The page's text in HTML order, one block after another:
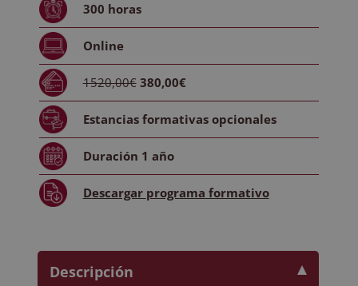
cantidad
300 horas
Online
1520,00€ 380,00€
Estancias formativasopcionales
Duración 1 año
Descargar programa formativo
Descripción